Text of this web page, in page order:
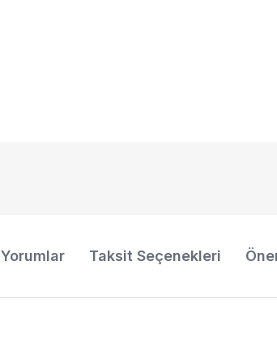
Yorumlar Taksit Seçenekleri